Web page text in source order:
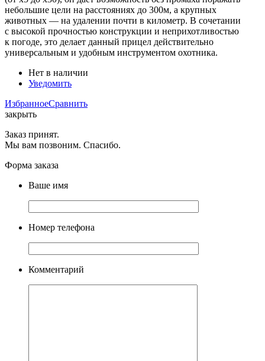
небольшие цели на расстояниях до 300м, а крупных
животных — на удалении почти в километр. В сочетании
с высокой прочностью конструкции и неприхотливостью
к погоде, это делает данный прицел действительно
универсальным и удобным инструментом охотника.
Нет в наличии
Уведомить
ИзбранноеСравнить
закрыть
Заказ принят.
Мы вам позвоним. Спасибо.
Форма заказа
Ваше имя
Номер телефона
Комментарий